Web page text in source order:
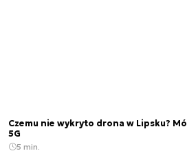
Czemu nie wykryto drona w Lipsku?
5G
5 min.